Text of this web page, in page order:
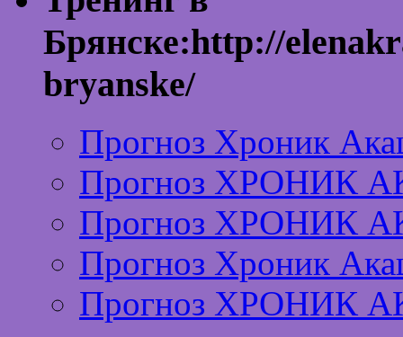
Брянске:http://
bryanske/
Прогноз Хроник
Прогноз ХРОНИК
Прогноз ХРОНИК
Прогноз Хроник
Прогноз ХРОНИК